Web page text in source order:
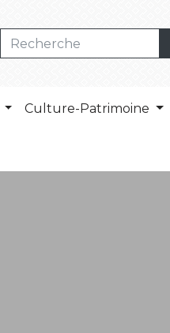
Culture-Patrimoine